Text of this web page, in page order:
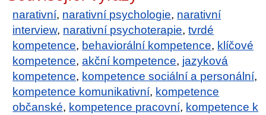
narativní, narativní psychologie, narativní
interview, narativní psychoterapie,tvrdé
kompetence, behaviorální kompetence, klíčové
kompetence,akční kompetence, jazyková
kompetence, kompetence sociální a personální,
kompetence komunikativní, kompetence
občanské, kompetence pracovní, kompetence k